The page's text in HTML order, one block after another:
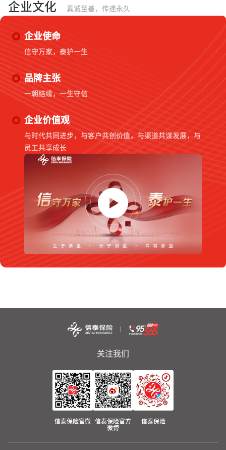
企业文化 真诚至善，传递永久
企业使命
信守万家，泰护一生
品牌主张
一朝结缘，一生守信
企业价值观
与时代共同进步，与客户共创价值，与渠道共谋发展，与
员工共享成长
关注我们
信泰保险官微
信泰保险官方
微博
信泰保险